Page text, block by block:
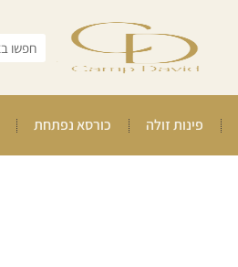
פינות זולה כורסא נפתחת